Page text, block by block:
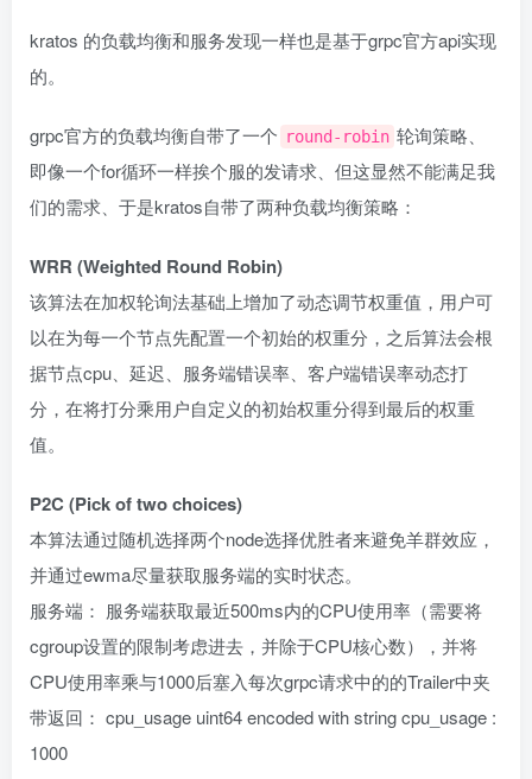
kratos 的负载均衡和服务发现一样也是基于grpc官方api实现
的。
grpc官方的负载均衡自带了一个 round-robin 轮询策略、
即像一个for循环一样挨个服的发请求、但这显然不能满足我
们的需求、于是kratos自带了两种负载均衡策略：
WRR (Weighted Round Robin)
该算法在加权轮询法基础上增加了动态调节权重值，用户可
以在为每一个节点先配置一个初始的权重分，之后算法会根
据节点cpu、延迟、服务端错误率、客户端错误率动态打
分，在将打分乘用户自定义的初始权重分得到最后的权重
值。
P2C (Pick of two choices)
本算法通过随机选择两个node选择优胜者来避免羊群效应，
并通过ewma尽量获取服务端的实时状态。
服务端： 服务端获取最近500ms内的CPU使用率（需要将
cgroup设置的限制考虑进去，并除于CPU核心数），并将
CPU使用率乘与1000后塞入每次grpc请求中的的Trailer中夹
带返回： cpu_usage uint64 encoded with string cpu_usage :
1000